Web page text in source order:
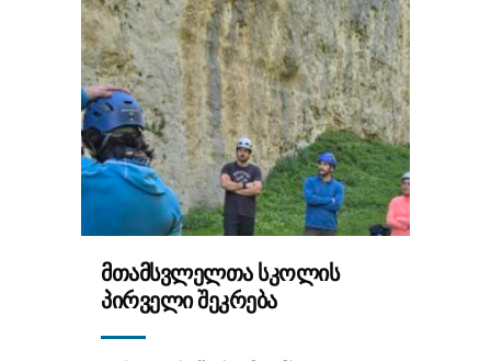
ᲛᲗᲐᲛᲡᲕᲚᲔᲚᲗᲐ ᲡᲙᲝᲚᲘᲡ
ᲞᲘᲠᲕᲔᲚᲘ ᲨᲔᲙᲠᲔᲑᲐ